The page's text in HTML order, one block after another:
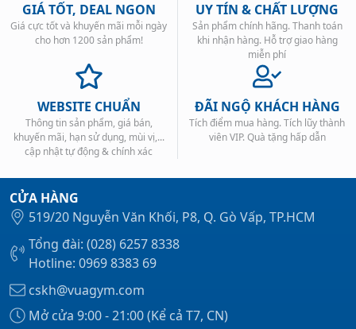
GIÁ TỐT, DEAL NGON
Giá cực tốt và khuyến mãi mỗi ngày
cho hơn 1200 sản phẩm!
UY TÍN & CHẤT LƯỢNG
Sản phẩm chính hãng. Thanh toán
khi nhận hàng. Hỗ trợ giao hàng
miễn phí
WEBSITE CHUẨN
Thông tin sản phẩm, giá bán,
khuyến mãi, hạn sử dụng, mùi vị,...
cập nhật tự động & chính xác
ĐÃI NGỘ KHÁCH HÀNG
Tích điểm mua hàng. Tích lũy thành
viên VIP. Quà tặng hấp dẫn
CỬA HÀNG
519/20 Nguyễn Văn Khối, P8, Q. Gò Vấp, TP.HCM
Tổng đài: (028) 6257 8338
Hotline: 0969 8383 69
cskh@vuagym.com
Mở cửa 9:00 - 21:00 (Kể cả T7, CN)